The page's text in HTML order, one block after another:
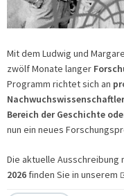
Mit dem Ludwig und
zwölf Monate langer
Programm richtet sich an
Bereich der Geschichte
nun ein neues
Die aktuelle Ausschreibung
2026 finden Sie in unserem